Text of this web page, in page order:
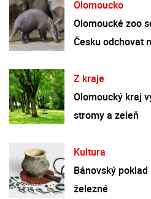
Olomoucko
Olomoucké zoo
Česku odchovat
Z kraje
Olomoucký kraj
stromy a zeleň
Kultura
Bánovský
železné